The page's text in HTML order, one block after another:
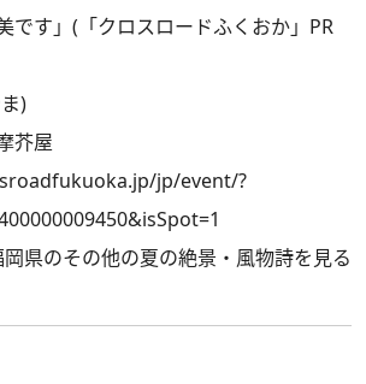
です」(「クロスロードふくおか」PR
)
芥屋
jp/event/?
岡県のその他の夏の絶景・風物詩を見る